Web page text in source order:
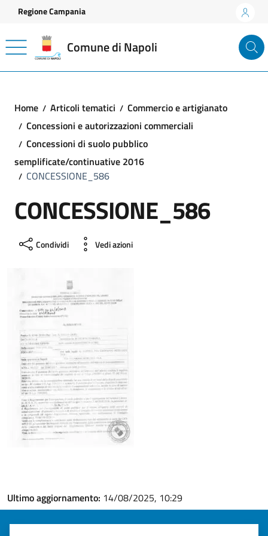
Vai ai contenuti
Vai al footer
Regione Campania
Comune di Napoli
Home Articoli tematici
Commercio e artigianato
Concessioni e autorizzazioni commerciali
Concessioni di suolo pubblico
semplificate/continuative 2016
CONCESSIONE_586
CONCESSIONE_586
Condividi Vedi azioni
Ultimo aggiornamento: 14/08/2025, 10:29